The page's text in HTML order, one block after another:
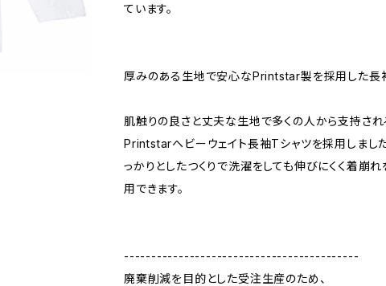
ています。
厚みのある生地で安心なPrintstar製を採用した長
肌触りの良さと丈夫な生地で多くの人から支持さ
Printstarヘビーウェイト長袖Tシャツを採用しました
っかりとしたつくりで洗濯をしても伸びにくく着崩れ
用できます。
-------------------------------------------
廃棄削減を目的とした受注生産のため、